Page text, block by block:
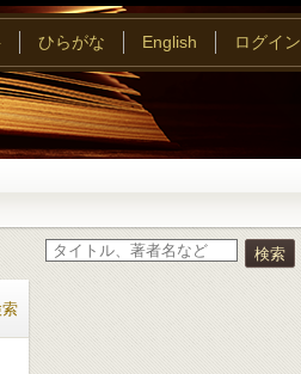
ひらがな English ログイン